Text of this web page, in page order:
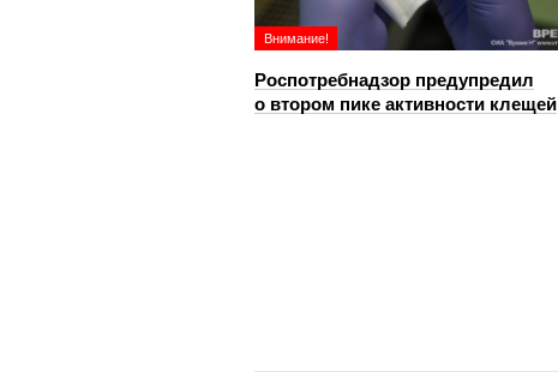
Внимание!
Роспотребнадзор предупредил
о втором пике активности клещей